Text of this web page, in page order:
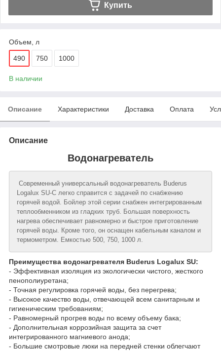
Купить
Объем, л
490 750 1000
В наличии
Описание Характеристики Доставка Оплата
Описание
Водонагреватель
Современный универсальный водонагреватель Buderus
Logalux SU-С легко справится с задачей по снабжению
горячей водой. Бойлер этой серии снабжен интегрированным
теплообменником из гладких труб. Большая поверхность
нагрева обеспечивает равномерно и быстрое приготовление
горячей воды. Кроме того, он оснащен кабельным каналом и
термометром. Емкостью 500, 750, 1000 л.
Преимущества водонагревателя Buderus Logalux SU:
- Эффективная изоляция из экологически чистого, жесткого
пенополиуретана;
- Точная регулировка горячей воды, без перегрева;
- Высокое качество воды, отвечающей всем санитарным и
гигиеническим требованиям;
- Равномерный прогрев воды по всему объему бака;
- Дополнительная коррозийная защита за счет
интегрированного магниевого анода;
- Большие смотровые люки на передней стенки облегчают